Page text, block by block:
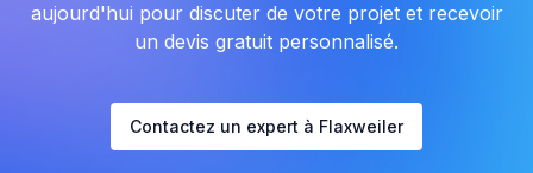
aujourd'hui pour discuter de votre projet et recevoir
un devis gratuit personnalisé.
Contactez un expert à Flaxweiler